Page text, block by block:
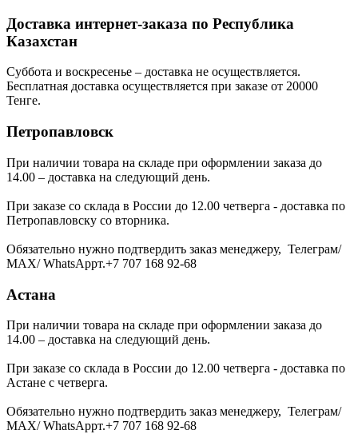
Доставка интернет-заказа по Республика
Казахстан
Суббота и воскресенье – доставка не осуществляется.
Бесплатная доставка осуществляется при заказе от 20000
Тенге.
Петропавловск
При наличии товара на складе при оформлении заказа до
14.00 – доставка на следующий день.
При заказе со склада в России до 12.00 четверга - доставка по
Петропавловску со вторника.
Обязательно нужно подтвердить заказ менеджеру, Телеграм/
МАХ/ WhatsAppт.+7 707 168 92-68
Астана
При наличии товара на складе при оформлении заказа до
14.00 – доставка на следующий день.
При заказе со склада в России до 12.00 четверга - доставка по
Астане с четверга.
Обязательно нужно подтвердить заказ менеджеру, Телеграм/
МАХ/ WhatsAppт.+7 707 168 92-68